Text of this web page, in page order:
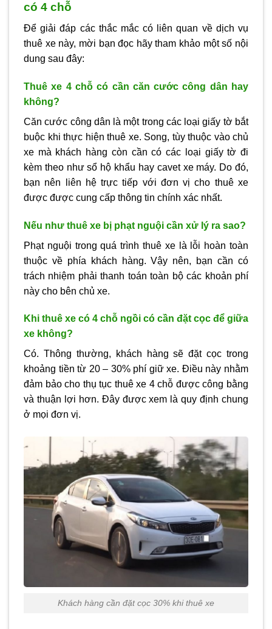
có 4 chỗ
Để giải đáp các thắc mắc có liên quan về dịch vụ
thuê xe này, mời bạn đọc hãy tham khảo một số nội
dung sau đây:
Thuê xe 4 chỗ có cần căn cước công dân hay
không?
Căn cước công dân là một trong các loại giấy tờ bắt
buộc khi thực hiện thuê xe. Song, tùy thuộc vào chủ
xe mà khách hàng còn cần có các loại giấy tờ đi
kèm theo như sổ hộ khẩu hay cavet xe máy. Do đó,
bạn nên liên hệ trực tiếp với đơn vị cho thuê xe
được được cung cấp thông tin chính xác nhất.
Nếu như thuê xe bị phạt nguội cần xử lý ra sao?
Phạt nguội trong quá trình thuê xe là lỗi hoàn toàn
thuộc về phía khách hàng. Vậy nên, bạn cần có
trách nhiệm phải thanh toán toàn bộ các khoản phí
này cho bên chủ xe.
Khi thuê xe có 4 chỗ ngồi có cần đặt cọc để giữa
xe không?
Có. Thông thường, khách hàng sẽ đặt cọc trong
khoảng tiền từ 20 – 30% phí giữ xe. Điều này nhằm
đảm bảo cho thụ tục thuê xe 4 chỗ được công bằng
và thuận lợi hơn. Đây được xem là quy định chung
ở mọi đơn vị.
Khách hàng cần đặt cọc 30% khi thuê xe